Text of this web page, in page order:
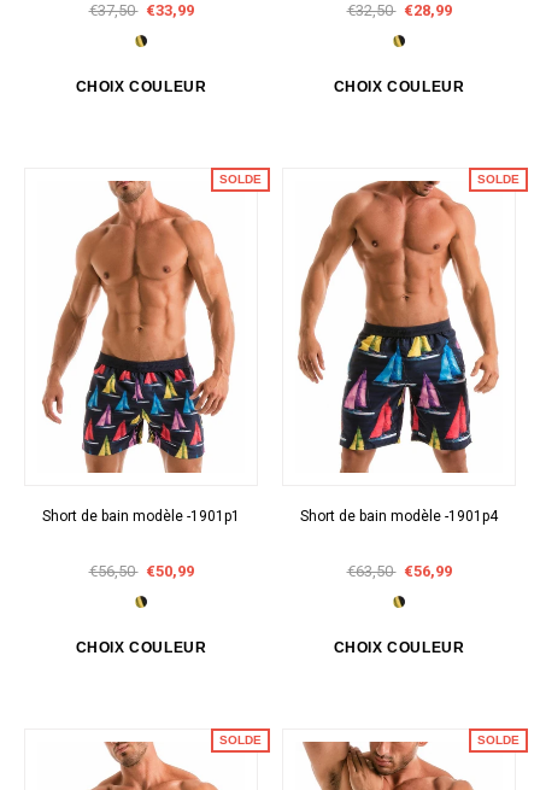
€37,50 €33,99 €32,50 €28,99
SOLDE
Short de bain modèle -1901p1
€56,50 €50,99
SOLDE
Short de bain modèle -1901p4
€63,50 €56,99
SOLDE SOLDE